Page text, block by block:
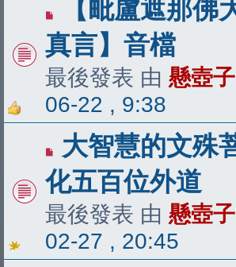
【毗盧遮那佛
真言】音檔
最後發表 由 懸壺子
06-22 , 9:38
大智慧的文殊
化五百位外道
最後發表 由 懸壺子
02-27 , 20:45